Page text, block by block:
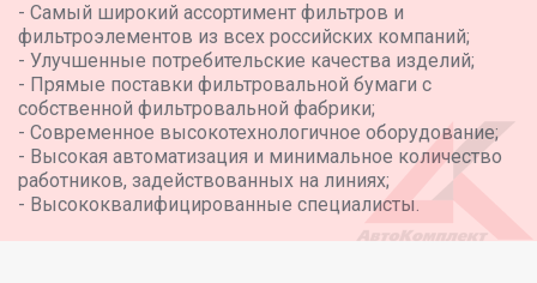
- Самый широкий ассортимент фильтров и
фильтроэлементов из всех российских компаний;
- Улучшенные потребительские качества изделий;
- Прямые поставки фильтровальной бумаги с
собственной фильтровальной фабрики;
- Современное высокотехнологичное оборудование;
- Высокая автоматизация и минимальное количество
работников, задействованных на линиях;
- Высококвалифицированные специалисты.